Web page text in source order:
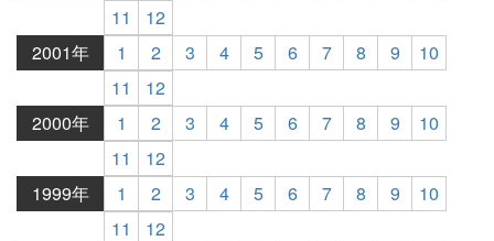
11
12
2001年
1 2 3 4 5 6 7 8 9
10
11
12
2000年
1 2 3 4 5 6 7 8 9
10
11
12
1999年
1 2 3 4 5 6 7 8 9
10
11
12